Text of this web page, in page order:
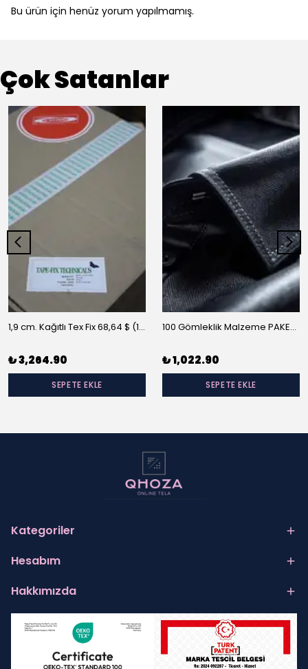
Bu ürün için henüz yorum yapılmamış.
Çok Satanlar
1,9 cm. Kağıtlı Tex Fix 68,64 $ (10 m/rulo)
₺ 3,264.90
SEPETE EKLE
100 Gömleklik Malzeme PAKET-A
₺ 1,022.90
SEPETE EKLE
Kategoriler
Hesabım
Hakkımızda